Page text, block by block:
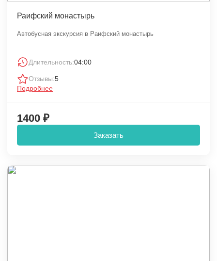
Раифский монастырь
Автобусная экскурсия в Раифский монастырь
Длительность:04:00
Отзывы:5
Подробнее
1400 ₽
Заказать